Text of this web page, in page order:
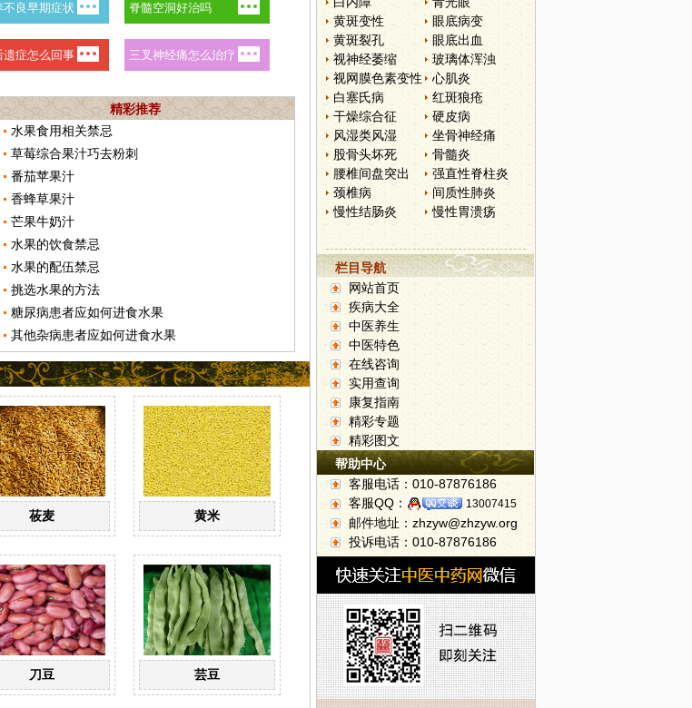
精彩推荐
水果食用相关禁忌
草莓综合果汁巧去粉刺
番茄苹果汁
香蜂草果汁
芒果牛奶汁
水果的饮食禁忌
水果的配伍禁忌
挑选水果的方法
糖尿病患者应如何进食水果
其他杂病患者应如何进食水果
莜麦 黄米
刀豆 芸豆
黄斑变性
眼底病变
黄斑裂孔
眼底出血
视神经萎缩
玻璃体浑浊
视网膜色素变性
心肌炎
白塞氏病
红斑狼疮
干燥综合征
硬皮病
风湿类风湿
坐骨神经痛
股骨头坏死
骨髓炎
腰椎间盘突出
强直性脊柱炎
颈椎病
间质性肺炎
慢性结肠炎
慢性胃溃疡
栏目导航
网站首页
疾病大全
中医养生
中医特色
在线咨询
实用查询
康复指南
精彩专题
精彩图文
帮助中心
客服电话：010-87876186
客服QQ：
13007415
邮件地址：zhzyw@zhzyw.org
投诉电话：010-87876186